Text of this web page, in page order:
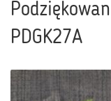
PDGK27A